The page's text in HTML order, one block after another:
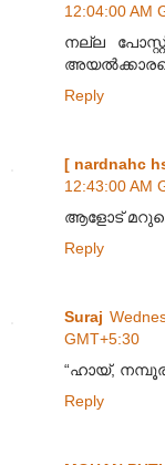
12:04:00 AM
നല്ല
Reply
[ nardnahc
12:43:00 AM
ആളോട്
Reply
Suraj
GMT+5:30
“ഹായ്,
Reply